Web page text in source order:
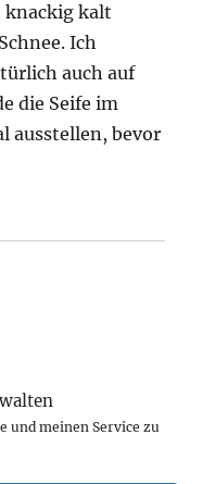
und meinen Service zu
knackig kalt
Ich
auch auf
die Seife im
ausstellen, bevor
verstehen, dass